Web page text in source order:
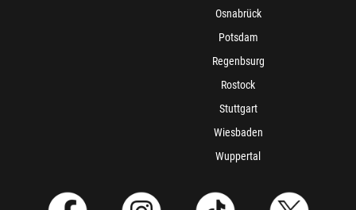
Osnabrück
Potsdam
Regenbsurg
Rostock
Stuttgart
Wiesbaden
Wuppertal